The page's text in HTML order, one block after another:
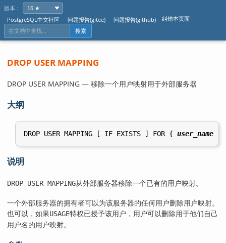
版本：
PostgreSQL中文社区
问题报告(gitee) 问题报告(github) 纠错本页面
搜索
DROP USER MAPPING
DROP USER MAPPING — 移除一个用户映射用于外部服务器
大纲
DROP USER MAPPING [ IF EXISTS ] FOR { user_name
说明
DROP USER MAPPING从外部服务器移除一个已有的用户映射。
一个外部服务器的拥有者可以为该服务器的任何用户删除用户映射。
也可以，如果USAGE特权已授予该用户，用户可以删除用于他们自己
用户名的用户映射。